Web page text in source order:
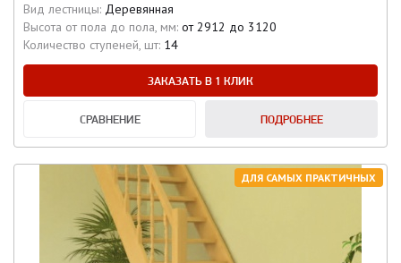
Вид лестницы: Деревянная
Высота от пола до пола, мм: от 2912 до 3120
Количество ступеней, шт: 14
ЗАКАЗАТЬ В 1 КЛИК
СРАВНЕНИЕ ПОДРОБНЕЕ
ДЛЯ САМЫХ ПРАКТИЧНЫХ